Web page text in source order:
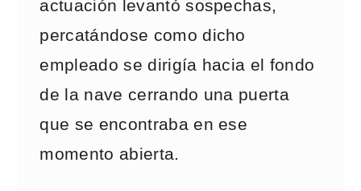
actuación levantó sospechas,
percatándose como dicho
empleado se dirigía hacia el fondo
de la nave cerrando una puerta
que se encontraba en ese
momento abierta.